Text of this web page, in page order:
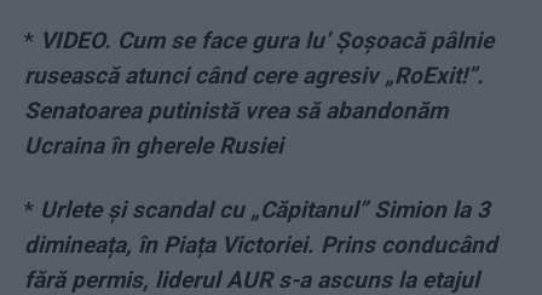
* VIDEO. Cum se face gura lu’ Șoșoacă pâlnie
rusească atunci când cere agresiv „RoExit!”.
Senatoarea putinistă vrea să abandonăm
Ucraina în gherele Rusiei
* Urlete și scandal cu „Căpitanul” Simion la 3
dimineața, în Piața Victoriei. Prins conducând
fără permis, liderul AUR s-a ascuns la etajul